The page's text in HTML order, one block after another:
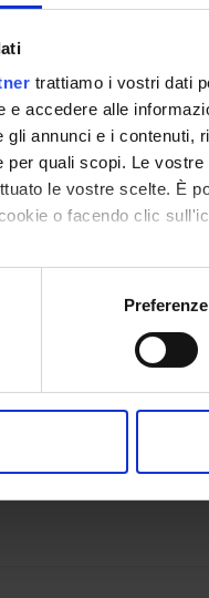
trattiamo i vostri dati
e accedere alle
gli annunci e i contenuti,
per quali scopi. Le
le vostre scelte. È
o facendo clic
anche:
sulla tua
consenso in qualsiasi
Preferenze
express fluorescent
SPONSORS:
Rosario Buffelli
Physiology and Psychology